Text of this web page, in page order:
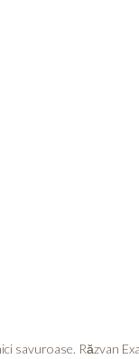
savuroase. Răzvan